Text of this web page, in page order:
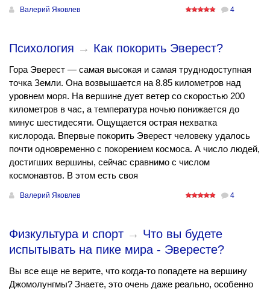
Валерий Яковлев 4
Психология → Как покорить Эверест?
Гора Эверест — самая высокая и самая труднодоступная
точка Земли. Она возвышается на 8.85 километров над
уровнем моря. На вершине дует ветер со скоростью 200
километров в час, а температура ночью понижается до
минус шестидесяти. Ощущается острая нехватка
кислорода. Впервые покорить Эверест человеку удалось
почти одновременно с покорением космоса. А число людей,
достигших вершины, сейчас сравнимо с числом
космонавтов. В этом есть своя
Валерий Яковлев 4
Физкультура и спорт → Что вы будете
испытывать на пике мира - Эвересте?
Вы все еще не верите, что когда-то попадете на вершину
Джомолунгмы? Знаете, это очень даже реально, особенно